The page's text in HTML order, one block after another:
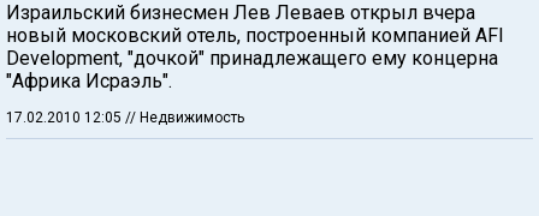
Израильский бизнесмен Лев Леваев открыл вчера
новый московский отель, построенный компанией AFI
Development, "дочкой" принадлежащего ему концерна
"Африка Исраэль".
17.02.2010 12:05 // Недвижимость